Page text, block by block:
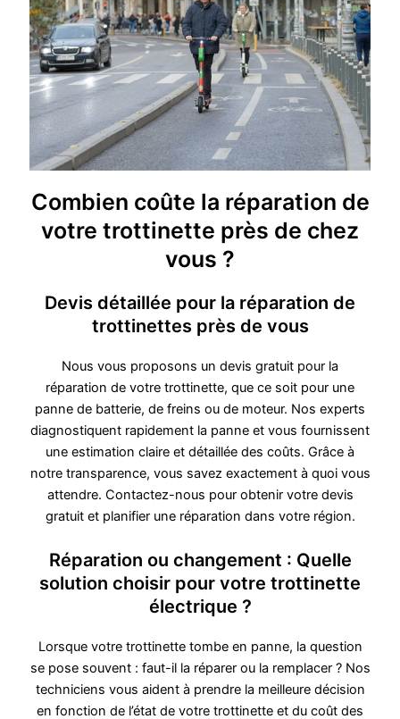
Combien coûte la réparation de
votre trottinette près de chez
vous ?
Devis détaillée pour la réparation de
trottinettes près de vous
Nous vous proposons un devis gratuit pour la
réparation de votre trottinette, que ce soit pour une
panne de batterie, de freins ou de moteur. Nos experts
diagnostiquent rapidement la panne et vous fournissent
une estimation claire et détaillée des coûts. Grâce à
notre transparence, vous savez exactement à quoi vous
attendre. Contactez-nous pour obtenir votre devis
gratuit et planifier une réparation dans votre région.
Réparation ou changement : Quelle
solution choisir pour votre trottinette
électrique ?
Lorsque votre trottinette tombe en panne, la question
se pose souvent : faut-il la réparer ou la remplacer ? Nos
techniciens vous aident à prendre la meilleure décision
en fonction de l’état de votre trottinette et du coût des